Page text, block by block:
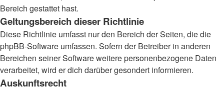
Bereich gestattet hast.
Geltungsbereich dieser Richtlinie
Diese Richtlinie umfasst nur den Bereich der Seiten, die die
phpBB-Software umfassen. Sofern der Betreiber in anderen
Bereichen seiner Software weitere personenbezogene Daten
verarbeitet, wird er dich darüber gesondert informieren.
Auskunftsrecht